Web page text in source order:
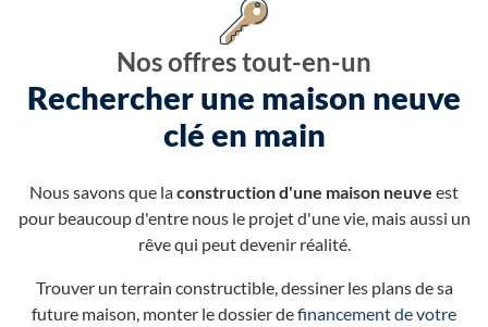
Nos offres tout-en-un
Rechercher une maison neuve
clé en main
Nous savons que laconstruction d'une maison neuve est
pour beaucoup d'entre nous le projet d'une vie, mais aussi un
rêve qui peut devenir réalité.
Trouver un terrain constructible, dessiner les plans de sa
future maison, monter le dossier definancement de votre